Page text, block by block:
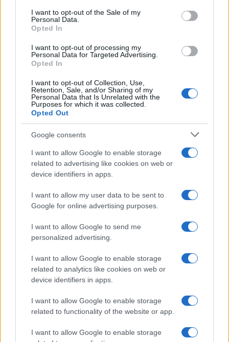
I want to opt-out of the Sale of my
Personal Data.
Opted In
I want to opt-out of processing my
Personal Data for Targeted Advertising.
Opted In
I want to opt-out of Collection, Use,
Retention, Sale, and/or Sharing of my
Personal Data that Is Unrelated with the
Purposes for which it was collected.
Opted Out
Google consents
I want to allow Google to enable storage
related to advertising like cookies on web or
device identifiers in apps.
I want to allow my user data to be sent to
Google for online advertising purposes.
I want to allow Google to send me
personalized advertising.
I want to allow Google to enable storage
related to analytics like cookies on web or
device identifiers in apps.
I want to allow Google to enable storage
related to functionality of the website or app.
I want to allow Google to enable storage
#pobjeda
#irački premijer